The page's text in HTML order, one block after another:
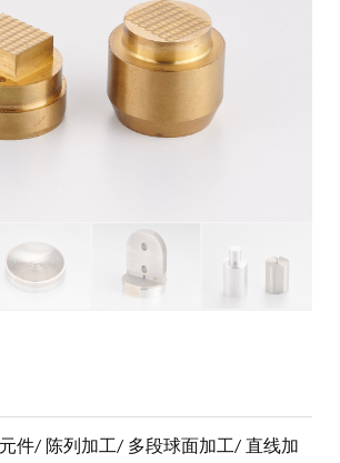
件/ 陈列加工/ 多段球面加工/ 直线加